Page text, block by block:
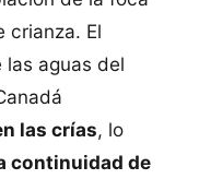
crianza. El
aguas del
las crías, lo
continuidad de